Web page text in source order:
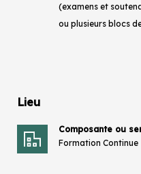
(examens et
ou plusieurs blocs
Lieu
Composante ou
Formation Continue